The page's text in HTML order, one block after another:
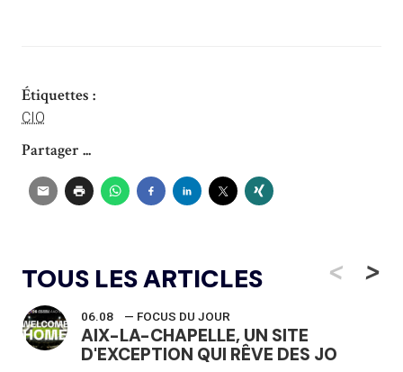
Étiquettes :
CIO
Partager ...
TOUS LES ARTICLES <
06.08 — FOCUS DU JOUR
AIX-LA-CHAPELLE, UN SITE
D'EXCEPTION QUI RÊVE DES JO
>